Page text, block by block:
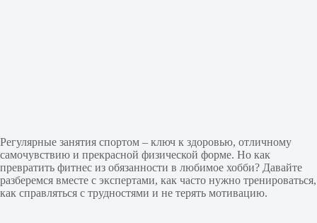
Регулярные занятия спортом – ключ к здоровью, отличному
самочувствию и прекрасной физической форме. Но как
превратить фитнес из обязанности в любимое хобби? Давайте
разберемся вместе с экспертами, как часто нужно тренироваться,
как справляться с трудностями и не терять мотивацию.